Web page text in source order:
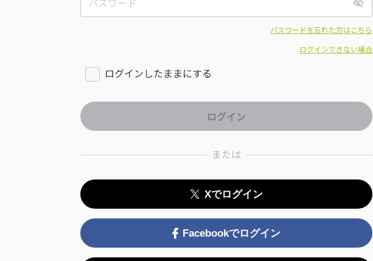
パスワードを忘れた方はこちら
ログインできない場合
ログインしたままにする
または
Xでログイン
Facebookでログイン